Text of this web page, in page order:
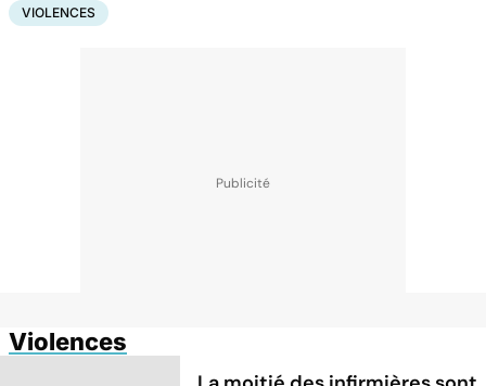
VIOLENCES
Violences